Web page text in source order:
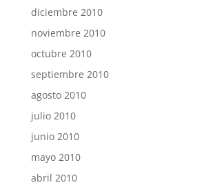
diciembre 2010
noviembre 2010
octubre 2010
septiembre 2010
agosto 2010
julio 2010
junio 2010
mayo 2010
abril 2010